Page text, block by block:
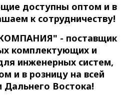
доступны оптом и в
к сотрудничеству!
- поставщик
комплектующих и
инженерных систем,
и в розницу на всей
Дальнего Востока!